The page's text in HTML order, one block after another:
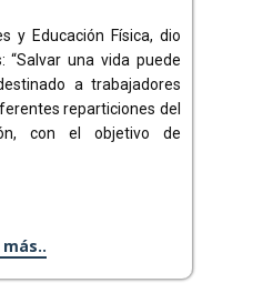
y Educación Física, dio
“Salvar una vida puede
a trabajadores
reparticiones del
con el objetivo de